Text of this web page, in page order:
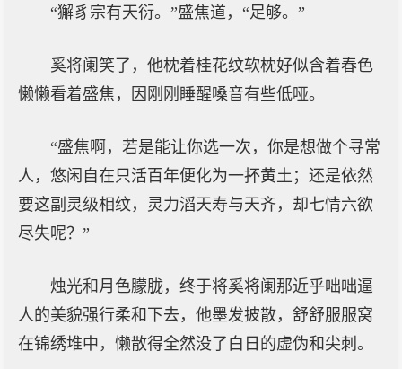
“獬豸宗有天衍。”盛焦道，“足够。”
奚将阑笑了，他枕着桂花纹软枕好似含着春色
懒懒看着盛焦，因刚刚睡醒嗓音有些低哑。
“盛焦啊，若是能让你选一次，你是想做个寻常
人，悠闲自在只活百年便化为一抔黄土；还是依然
要这副灵级相纹，灵力滔天寿与天齐，却七情六欲
尽失呢？”
烛光和月色朦胧，终于将奚将阑那近乎咄咄逼
人的美貌强行柔和下去，他墨发披散，舒舒服服窝
在锦绣堆中，懒散得全然没了白日的虚伪和尖刺。